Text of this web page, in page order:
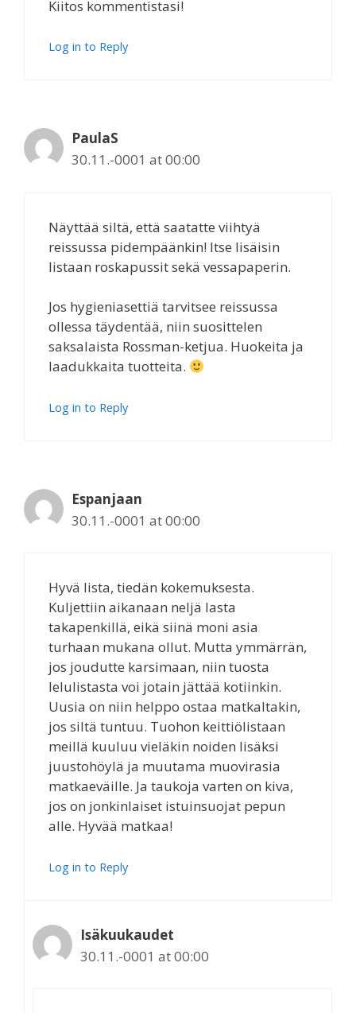
Kiitos kommentistasi!
Log in to Reply
PaulaS
30.11.-0001 at 00:00
Näyttää siltä, että saatatte viihtyä
reissussa pidempäänkin! Itse lisäisin
listaan roskapussit sekä vessapaperin.
Jos hygieniasettiä tarvitsee reissussa
ollessa täydentää, niin suosittelen
saksalaista Rossman-ketjua. Huokeita ja
laadukkaita tuotteita.
Log in to Reply
Espanjaan
30.11.-0001 at 00:00
Hyvä lista, tiedän kokemuksesta.
Kuljettiin aikanaan neljä lasta
takapenkillä, eikä siinä moni asia
turhaan mukana ollut. Mutta ymmärrän,
jos joudutte karsimaan, niin tuosta
lelulistasta voi jotain jättää kotiinkin.
Uusia on niin helppo ostaa matkaltakin,
jos siltä tuntuu. Tuohon keittiölistaan
meillä kuuluu vieläkin noiden lisäksi
juustohöylä ja muutama muovirasia
matkaeväille. Ja taukoja varten on kiva,
jos on jonkinlaiset istuinsuojat pepun
alle. Hyvää matkaa!
Log in to Reply
Isäkuukaudet
30.11.-0001 at 00:00